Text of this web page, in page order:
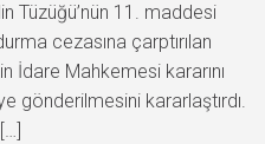
Tüzüğü’nün 11. maddesi
cezasına çarptırılan
İdare Mahkemesi kararını
gönderilmesini kararlaştırdı.